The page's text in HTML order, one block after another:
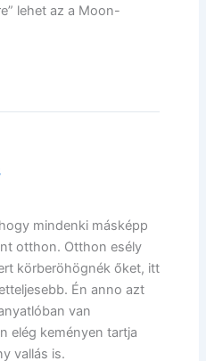
lehet az a Moon-
mindenki másképp
otthon. Otthon esély
körberöhögnék őket, itt
Én anno azt
van
elég keményen tartja
vallás is.